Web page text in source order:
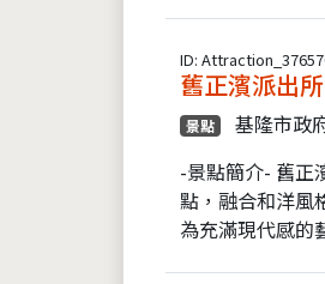
ID:
舊正濱派出所
景點
基隆市政
-景點簡介- 舊正
點，融合和洋風
為充滿現代感的